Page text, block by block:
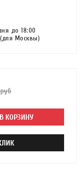
до 18:00
(для Москвы)
В КОРЗИНУ